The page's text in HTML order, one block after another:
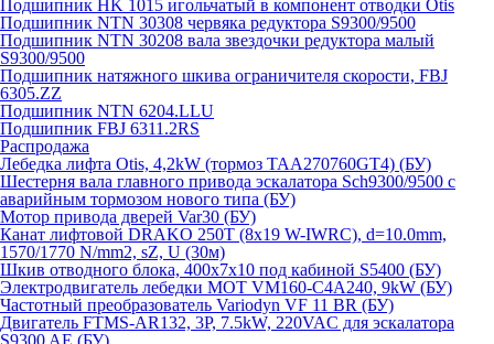
Подшипник HK 1015 игольчатый в компонент отводки Otis
Подшипник NTN 30308 червяка редуктора S9300/9500
Подшипник NTN 30208 вала звездочки редуктора малый
S9300/9500
Подшипник натяжного шкива ограничителя скорости, FBJ
6305.ZZ
Подшипник NTN 6204.LLU
Подшипник FBJ 6311.2RS
Распродажа
Лебедка лифта Otis, 4,2kW (тормоз TAA270760GT4) (БУ)
Шестерня вала главного привода эскалатора Sch9300/9500 с
аварийным тормозом нового типа (БУ)
Мотор привода дверей Var30 (БУ)
Канат лифтовой DRAKO 250T (8x19 W-IWRC), d=10.0mm,
1570/1770 N/mm2, sZ, U (30м)
Шкив отводного блока, 400х7х10 под кабиной S5400 (БУ)
Электродвигатель лебедки MOT VM160-C4A240, 9kW (БУ)
Частотный преобразователь Variodyn VF 11 BR (БУ)
Двигатель FTMS-AR132, 3P, 7.5kW, 220VAC для эскалатора
S9300 AE (БУ)